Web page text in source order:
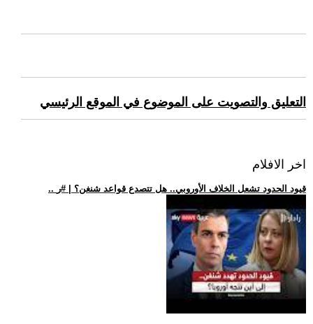
التعليق والتصويت على الموضوع في الموقع الرئيسي
اخر الافلام
.. قيود الحدود تشعل الخلاف الأوروبي.. هل تتصدع قواعد شنغن؟ | #ر